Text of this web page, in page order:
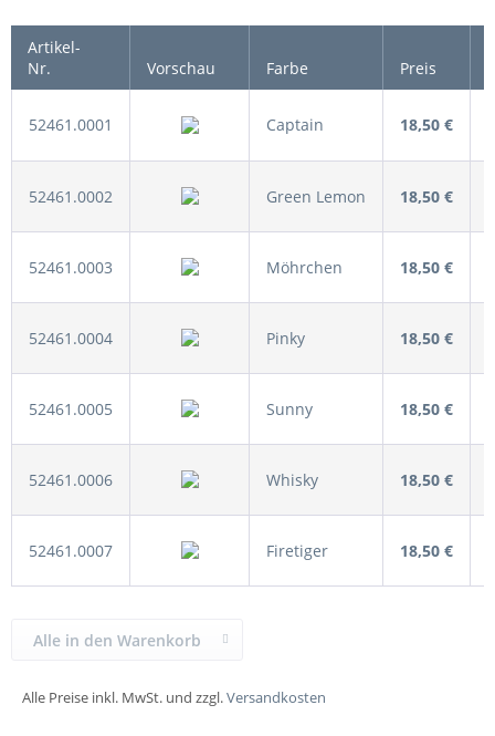
Artikel-
Nr.
Vorschau Farbe Preis
52461.0001 Captain 18,50 €
52461.0002 Green Lemon 18,50 €
52461.0003 Möhrchen 18,50 €
52461.0004 Pinky 18,50 €
52461.0005 Sunny 18,50 €
52461.0006 Whisky 18,50 €
52461.0007 Firetiger 18,50 €
Alle Preise inkl. MwSt. und zzgl.Versandkosten
Alle in den Warenkorb